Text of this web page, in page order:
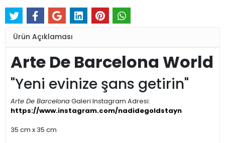
Ürün Açıklaması
Arte De Barcelona World
"Yeni evinize şans getirin"
Arte De BarcelonaGaleri Instagram Adresi:
https://www.instagram.com/nadidegoldstayn
35 cm x 35 cm